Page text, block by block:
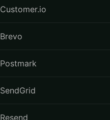
Customer.io
Brevo
Postmark
SendGrid
Resend